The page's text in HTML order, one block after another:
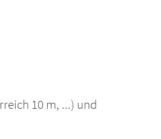
10 m, ...) und